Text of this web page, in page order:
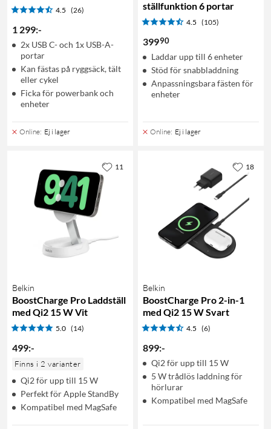
4.5 (26)
1 299:-
2x USB C- och 1x USB-A-
portar
Kan fästas på ryggsäck, tält
eller cykel
Ficka för powerbank och
enheter
Online: Ej i lager
ställfunktion 6 portar
4.5 (105)
39990
Laddar upp till 6 enheter
Stöd för snabbladdning
Anpassningsbara fästen för
enheter
Online: Ej i lager
Belkin
BoostCharge Pro Laddställ
med Qi2 15 W Vit
5.0 (14)
499:-
Finns i 2 varianter
Qi2 för upp till 15 W
Perfekt för Apple StandBy
Kompatibel med MagSafe
11
Belkin
BoostCharge Pro 2-in-1
med Qi2 15 W Svart
4.5 (6)
899:-
Qi2 för upp till 15 W
5 W trådlös laddning för
hörlurar
Kompatibel med MagSafe
18